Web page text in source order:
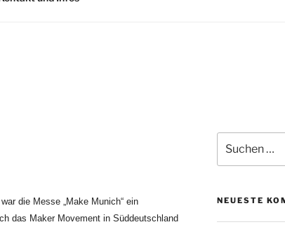
die Messe „Make Munich“ ein
das Maker Movement in Süddeutschland
nach:
NEUESTE